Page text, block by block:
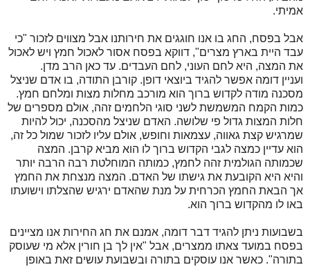
אמיתי.
אבל בפסח, החג בו אנו חוגגים את חירותנו אבל מצווים לזכור "כי
עבד היית בארץ מצרים", דווקא בפסח אסור לאכול חמץ ויש לאכול
את המצה, היא לחם העוני, לחם העבדים. עד כאן הרב מדן.
ועניין דומה אפשר להגיד ביוצאי דופן. קורבן התודה, בו אדם שניצל
מסכנה מודה לקדוש ברוך הוא מורכב מחלות מצות ומלחם חמץ.
כמות הקמח המשמשת לשני סוגי הלחמים זהה, אולם מספרים של
חלות המצות גדול פי שלושה. האדם שניצל מהסכנה, יכול להיות
שמרגיש קצת גאווה, עצמאות וחופש, אולם עליו לזכור שמול כל זה,
הוא עדיין כמצה לגבי הקדוש ברוך לו הוא מביא קרבן. המצה
שכמותה הגולמית זהה לחמץ, כמותה המוחלטת רבה הרבה יותר
והיא היא הקובעת את גישתו של האדם. המצה מנצחת את החמץ
אך הבאת החמץ הכרחית על מנת שהאדם ירגיש שהצלתו וישועתו
באו לו מהקדוש ברוך הוא.
בשבועות ניתן להגיד דבר דומה, אמנם את חג החירות אנו מציינים
בפסח במועד צאתו ממצרים, אבל "אין לך בן חורין אלא מי שעוסק
בתורה". כאשר אנו עוסקים בתורה ובשבועת עושים זאת באופן